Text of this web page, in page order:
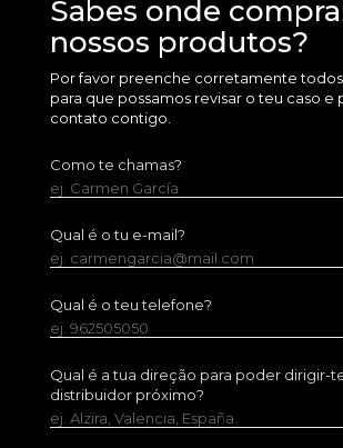
Sabes onde
nossos produtos?
Por favor preenche corretamente
para que possamos revisar o teu caso e
contato contigo.
Como te chamas?
ej. Carmen García
Qual é o tu e-mail?
ej. carmengarcia@mail.com
Qual é o teu telefone?
ej. 962505050
Qual é a tua direção para poder dirigir-
distribuidor próximo?
ej. Alzira, Valencia, España.